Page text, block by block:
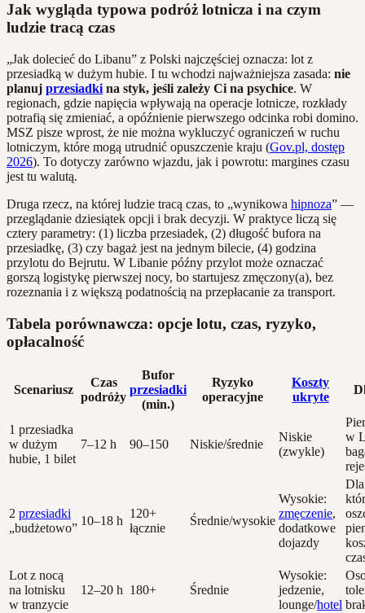
Jak wygląda typowa podróż lotnicza i na czym
ludzie tracą czas
„Jak dolecieć do Libanu” z Polski najczęściej oznacza: lot z
przesiadką w dużym hubie. I tu wchodzi najważniejsza zasada: nie
planuj przesiadki na styk, jeśli zależy Ci na psychice. W
regionach, gdzie napięcia wpływają na operacje lotnicze, rozkłady
potrafią się zmieniać, a opóźnienie pierwszego odcinka robi domino.
MSZ pisze wprost, że nie można wykluczyć ograniczeń w ruchu
lotniczym, które mogą utrudnić opuszczenie kraju (Gov.pl, dostęp
2026). To dotyczy zarówno wjazdu, jak i powrotu: margines czasu
jest tu walutą.
Druga rzecz, na której ludzie tracą czas, to „wynikowa hipnoza” —
przeglądanie dziesiątek opcji i brak decyzji. W praktyce liczą się
cztery parametry: (1) liczba przesiadek, (2) długość bufora na
przesiadkę, (3) czy bagaż jest na jednym bilecie, (4) godzina
przylotu do Bejrutu. W Libanie późny przylot może oznaczać
gorszą logistykę pierwszej nocy, bo startujesz zmęczony(a), bez
rozeznania i z większą podatnością na przepłacanie za transport.
Tabela porównawcza: opcje lotu, czas, ryzyko,
opłacalność
Scenariusz
Czas
podróży
Bufor
przesiadki
(min.)
Ryzyko
operacyjne
Koszty
ukryte
1 przesiadka
w dużym
hubie, 1 bilet
7–12 h 90–150 Niskie/średnie
Niskie
(zwykle)
w
2 przesiadki
„budżetowo”
10–18 h
120+
łącznie
Średnie/wysokie
Wysokie:
zmęczenie,
dodatkowe
dojazdy
Lot z nocą
na lotnisku
w tranzycie
12–20 h 180+ Średnie
Wysokie:
jedzenie,
lounge/hotel